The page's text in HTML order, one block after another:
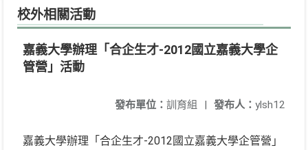
校外相關活動
嘉義大學辦理「合企生才-2012國立嘉義大學企
管營」活動
發布人： ylsh12
發布單位： 訓育組 |
嘉義大學辦理「合企生才-2012國立嘉義大學企管營」